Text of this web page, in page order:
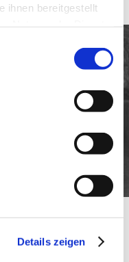
ihnen bereitgestellt
Details zeigen